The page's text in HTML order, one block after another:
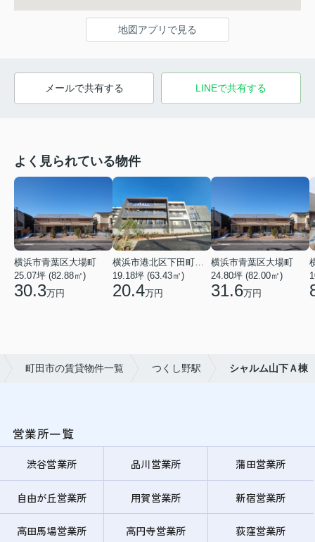
地図アプリで見る
メールで共有する LINEで共有する
よく見られている物件
横浜市青葉区大場町
25.07坪 (82.88㎡)
30.3万円
横浜市港北区下田町２丁目
19.18坪 (63.43㎡)
20.4万円
横浜市青葉区大場町
24.80坪 (82.00㎡)
31.6万円
町田市の賃貸物件一覧 つくし野駅 シャルム山下Ａ棟
営業所一覧
渋谷営業所 品川営業所 蒲田営業所
自由が丘営業所 用賀営業所 新宿営業所
高田馬場営業所 高円寺営業所 荻窪営業所